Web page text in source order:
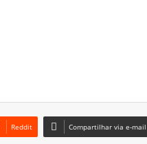
Reddit Compartilhar via e-mail